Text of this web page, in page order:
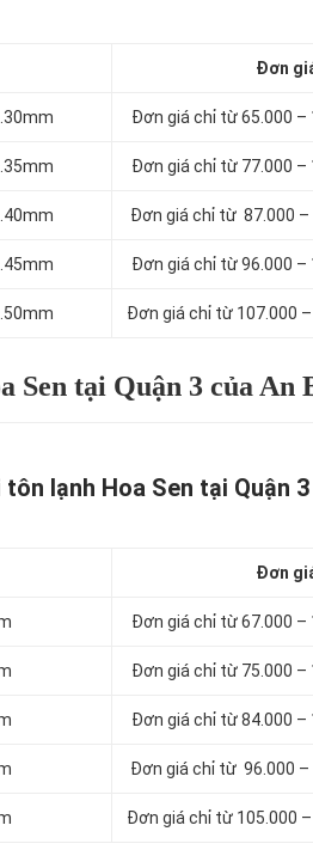
Đơn
Đơn giá chỉ từ 65.000 –
Đơn giá chỉ từ 77.000 –
Đơn giá chỉ từ 87.000
Đơn giá chỉ từ 96.000 –
Đơn giá chỉ từ 107.000
Sen tại Quận 3 của An
lạnh Hoa Sen tại Quận 3
Đơn
Đơn giá chỉ từ 67.000 –
Đơn giá chỉ từ 75.000 –
Đơn giá chỉ từ 84.000 –
Đơn giá chỉ từ 96.000
Đơn giá chỉ từ 105.000